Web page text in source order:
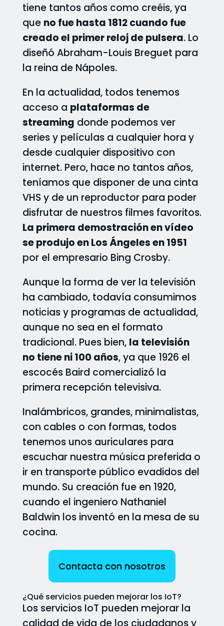
tiene tantos años como creéis, ya
que no fue hasta 1812 cuando fue
creado el primer reloj de pulsera. Lo
diseñó Abraham-Louis Breguet para
la reina de Nápoles.
En la actualidad, todos tenemos
acceso a plataformas de
streaming donde podemos ver
series y películas a cualquier hora y
desde cualquier dispositivo con
internet. Pero, hace no tantos años,
teníamos que disponer de una cinta
VHS y de un reproductor para poder
disfrutar de nuestros filmes favoritos.
La primera demostración en vídeo
se produjo en Los Ángeles en 1951
por el empresario Bing Crosby.
Aunque la forma de ver la televisión
ha cambiado, todavía consumimos
noticias y programas de actualidad,
aunque no sea en el formato
tradicional. Pues bien, la televisión
no tiene ni 100 años, ya que 1926 el
escocés Baird comercializó la
primera recepción televisiva.
Inalámbricos, grandes, minimalistas,
con cables o con formas, todos
tenemos unos auriculares para
escuchar nuestra música preferida o
ir en transporte público evadidos del
mundo. Su creación fue en 1920,
cuando el ingeniero Nathaniel
Baldwin los inventó en la mesa de su
cocina.
Contacta con nosotros
¿Qué servicios pueden mejorar los IoT?
Los servicios IoT pueden mejorar la
calidad de vida de los ciudadanos y